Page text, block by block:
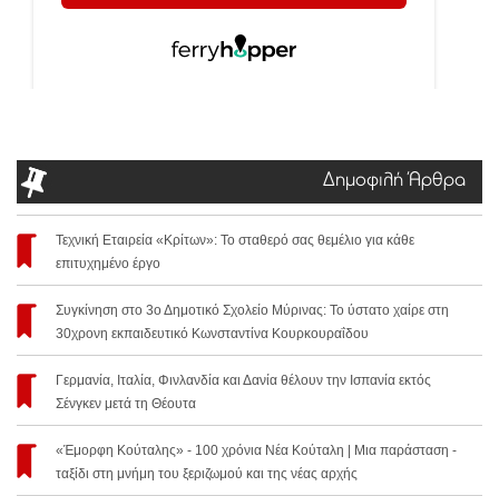
Δημοφιλή Άρθρα
Τεχνική Εταιρεία «Κρίτων»: Το σταθερό σας θεμέλιο για κάθε
επιτυχημένο έργο
Συγκίνηση στο 3ο Δημοτικό Σχολείο Μύρινας: Το ύστατο χαίρε στη
30χρονη εκπαιδευτικό Κωνσταντίνα Κουρκουραΐδου
Γερμανία, Ιταλία, Φινλανδία και Δανία θέλουν την Ισπανία εκτός
Σένγκεν μετά τη Θέουτα
«Έμορφη Κούταλης» - 100 χρόνια Νέα Κούταλη | Μια παράσταση -
ταξίδι στη μνήμη του ξεριζωμού και της νέας αρχής